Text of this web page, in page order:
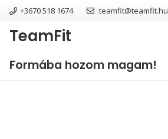
+3670 518 1674 teamfit@teamfit.hu
TeamFit
Formába hozom magam!